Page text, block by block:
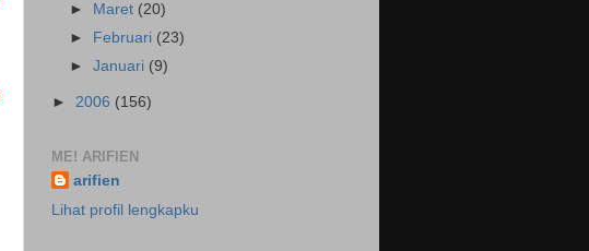
►
Maret (20)
►
Februari (23)
►Januari (9)
► 2006 (156)
ME! ARIFIEN
arifien
Lihat profil lengkapku